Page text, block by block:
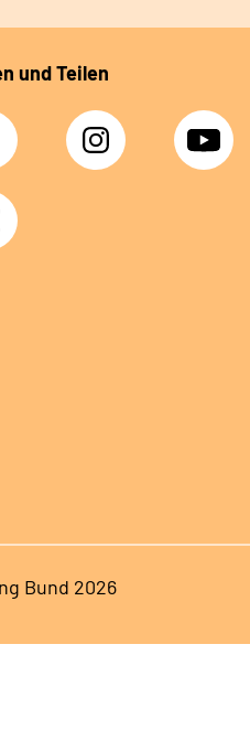
und Teilen
Instagram YouTube
Bund 2026